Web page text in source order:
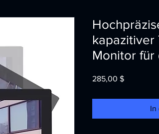
kapazitiver
Monitor
285,00 $Preis
In